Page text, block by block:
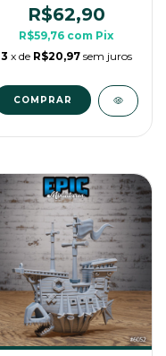
Enorme Para RPG de
Mesa
R$62,90
R$59,76 com Pix
3 x de R$20,97 sem juros